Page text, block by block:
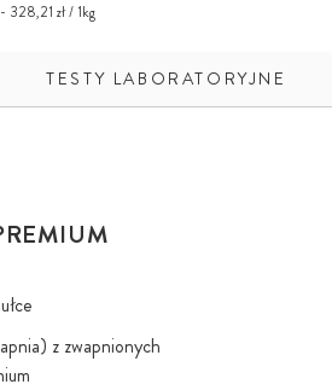
328,21 zł / 1kg
TESTY LABORATORYJNE
z zwapnionych